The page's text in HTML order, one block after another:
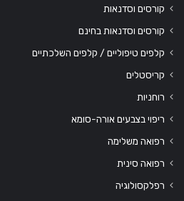
קורסים וסדנאות
קורסים וסדנאות בחינם
קלפים טיפוליים / קלפים השלכתיים
קריסטלים
רוחניות
ריפוי בצבעים אורה-סומא
רפואה משלימה
רפואה סינית
רפלקסולוגיה